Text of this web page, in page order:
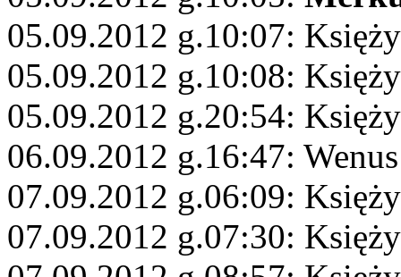
05.09.2012 g.10:07:
05.09.2012 g.10:08:
05.09.2012 g.20:54:
06.09.2012 g.16:47:
07.09.2012 g.06:09:
07.09.2012 g.07:30: